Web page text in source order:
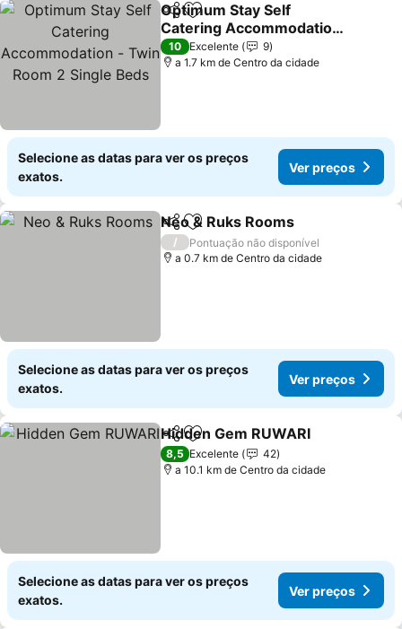
PartilharAdicionar aos favoritos
Optimum Stay Self
Catering Accommodation
- Twin Room 2 Single
Beds
Ver preços
10 Excelente
9
a 1.7 km de Centro da cidade
Selecione as datas para ver os preços
exatos.
Ver preços
PartilharAdicionar aos favoritos
Neo & Ruks Rooms
/
Pontuação não disponível
a 0.7 km de Centro da cidade
Selecione as datas para ver os preços
exatos.
Ver preços
PartilharAdicionar aos favoritos
Hidden Gem RUWARI
8,5 Excelente
42
a 10.1 km de Centro da cidade
Selecione as datas para ver os preços
exatos.
Ver preços